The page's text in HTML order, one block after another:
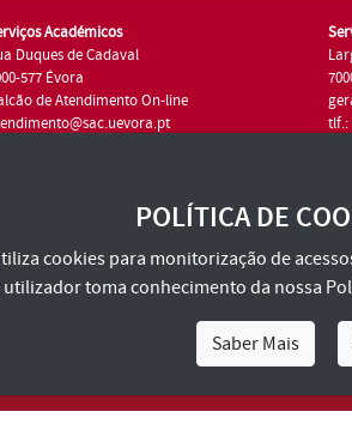
Académicos
Duques de Cadaval
577 Évora
de Atendimento On-line
tlf.:
POLÍTICA DE
cookies para monitorização de
toma conhecimento da nossa
Saber Mais